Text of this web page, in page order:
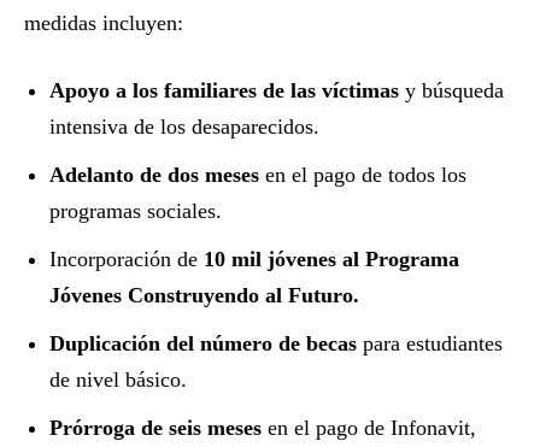
medidas incluyen:
Apoyo a los familiares de las víctimas y búsqueda
intensiva de los desaparecidos.
Adelanto de dos meses en el pago de todos los
programas sociales.
Incorporación de 10 mil jóvenes al Programa
Jóvenes Construyendo al Futuro.
Duplicación del número de becas para estudiantes
de nivel básico.
Prórroga de seis meses en el pago de Infonavit,